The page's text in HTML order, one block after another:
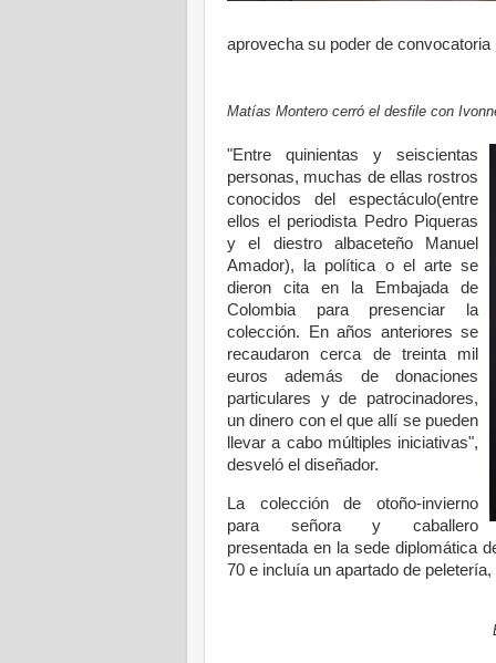
aprovecha su poder de
Matías Montero cerró el desfile con
"Entre quinientas y seiscientas
personas, muchas de ellas rostros
conocidos del espectáculo(entre
ellos el periodista Pedro Piqueras
y el diestro albaceteño Manuel
Amador), la política o el arte se
dieron cita en la Embajada de
Colombia para presenciar la
colección. En años anteriores se
recaudaron cerca de treinta mil
euros además de donaciones
particulares y de patrocinadores,
un dinero con el que allí se pueden
llevar a cabo múltiples iniciativas",
desveló el diseñador.
La colección de otoño-invierno
para señora y caballero
presentada en la sede diplomática
70 e incluía un apartado de